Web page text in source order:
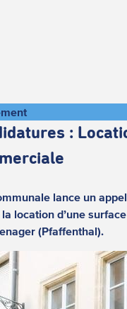
:
lance un
location d’une
(Pfaffenthal).